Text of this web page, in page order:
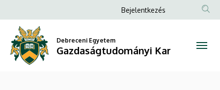
agrármérnöki
mesterképzési
szak
a
tartalomra
Anonim
menüje
Bejelentkezés
Debreceni Egyetem
Gazdaságtudományi Kar